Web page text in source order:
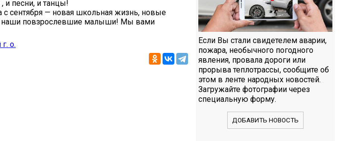
и песни, и танцы!
с сентября — новая школьная жизнь, новые
наши повзрослевшие малыши! Мы вами
о.
Если Вы стали свидетелем аварии,
пожара, необычного погодного
явления, провала дороги или
прорыва теплотрассы, сообщите об
этом в ленте народных новостей.
Загружайте фотографии через
специальную форму.
ДОБАВИТЬ НОВОСТЬ